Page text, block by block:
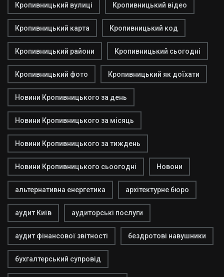
Кропивницький вулиці Кропивницький відео
Кропивницький карта Кропивницький код
Кропивницький райони Кропивницький сьогодні
Кропивницький фото Кропивницький як доїхати
Новини Кропивницького за день
Новини Кропивницького за місяць
Новини Кропивницького за тиждень
Новини Кропивницького сьоогодні Новони
альтернативна енергетика архітектурне бюро
аудит Київ аудиторські послуги
аудит фінансової звітності бездротові навушники
бухгалтерський супровід